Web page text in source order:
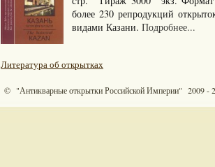
более 230 репродукций
видами Казани. Подробнее...
Литература об открытках
© "Антикварные открытки Российской Империи" 2009 -